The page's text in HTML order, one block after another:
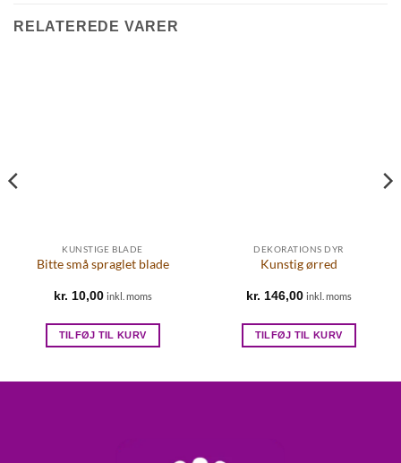
RELATEREDE VARER
KUNSTIGE BLADE
Bitte små spraglet blade
kr. 10,00 inkl. moms
TILFØJ TIL KURV
DEKORATIONS DYR
Kunstig ørred
kr. 146,00 inkl. moms
TILFØJ TIL KURV